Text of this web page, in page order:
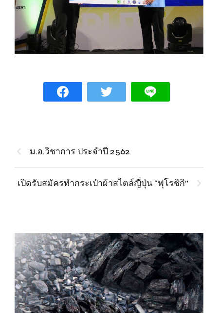
ม.อ.วิชาการ ประจำปี 2562
เปิดรับสมัครทำกระเป๋าผ้าสไตล์ญี่ปุ่น “ฟุโรชิกิ”